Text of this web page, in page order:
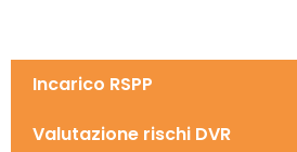
Incarico RSPP
Valutazione rischi DVR